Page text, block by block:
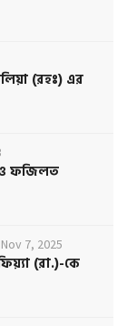
(রহঃ) এর
ফজিলত
Nov 7, 2025
(রা.)-কে